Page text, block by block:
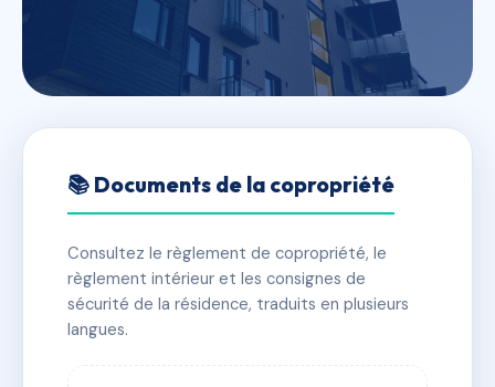
6/18 RUE DU FOURNET
FIANCEY
📍 6 r lieutenant fiancey 38120 SAINT EGREVE
✓ Immatriculée 🏠 88 lots 🏗 1 bâtiment(s)
📞 Contacter Syndic Digital 💬 WhatsApp
📚 Documents de la copropriété
Consultez le règlement de copropriété, le
règlement intérieur et les consignes de
sécurité de la résidence, traduits en plusieurs
langues.